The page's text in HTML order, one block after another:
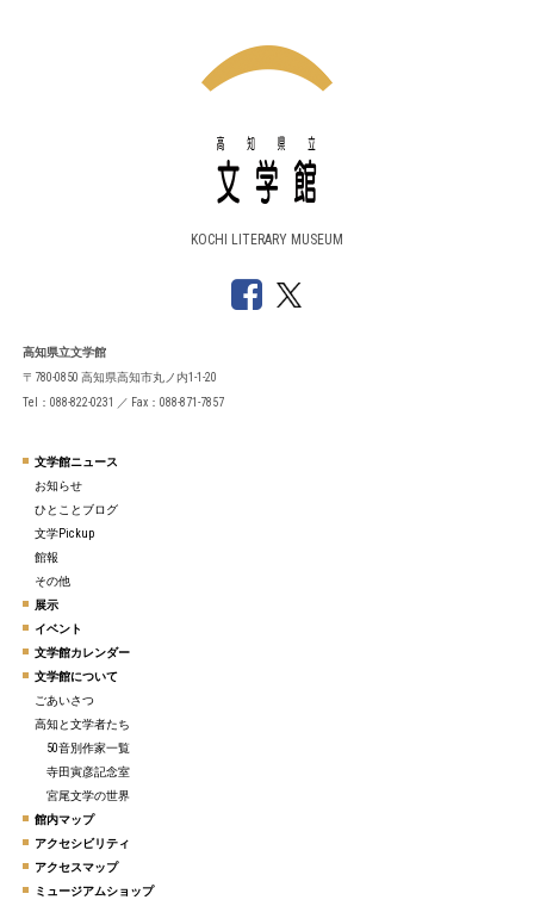
KOCHI LITERARY MUSEUM
高知県立文学館
〒780-0850 高知県高知市丸ノ内1-1-20
Tel：088-822-0231 ／ Fax：088-871-7857
文学館ニュース
お知らせ
ひとことブログ
文学Pickup
館報
その他
展示
イベント
文学館カレンダー
文学館について
ごあいさつ
高知と文学者たち
50音別作家一覧
寺田寅彦記念室
宮尾文学の世界
館内マップ
アクセシビリティ
アクセスマップ
ミュージアムショップ